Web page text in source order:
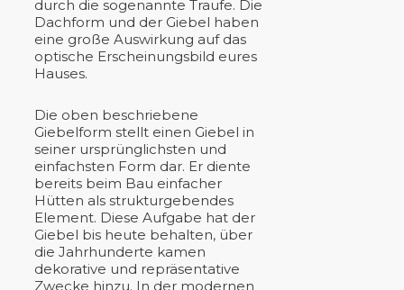
durch die sogenannte Traufe. Die
Dachform und der Giebel haben
eine große Auswirkung auf das
optische Erscheinungsbild eures
Hauses.
Die oben beschriebene
Giebelform stellt einen Giebel in
seiner ursprünglichsten und
einfachsten Form dar. Er diente
bereits beim Bau einfacher
Hütten als strukturgebendes
Element. Diese Aufgabe hat der
Giebel bis heute behalten, über
die Jahrhunderte kamen
dekorative und repräsentative
Zwecke hinzu. In der modernen